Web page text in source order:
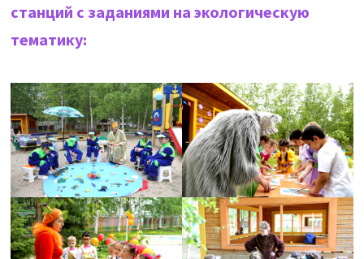
станций с заданиями на экологическую
тематику: